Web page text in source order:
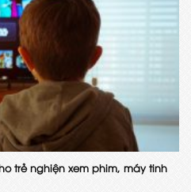
trẻ nghiện xem phim, máy tinh